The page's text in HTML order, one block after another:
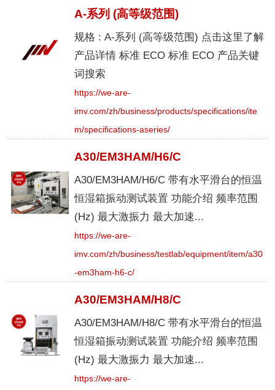
A-系列 (高等级范围)
规格 : A-系列 (高等级范围) 点击这里了解
产品详情 标准 ECO 标准 ECO 产品关键
词搜索
https://we-are-
imv.com/zh/business/products/specifications/ite
m/specifications-aseries/
A30/EM3HAM/H6/C
A30/EM3HAM/H6/C 带有水平滑台的恒温
恒湿箱振动测试装置 功能介绍 频率范围
(Hz) 最大激振力 最大加速...
https://we-are-
imv.com/zh/business/testlab/equipment/item/a30
-em3ham-h6-c/
A30/EM3HAM/H8/C
A30/EM3HAM/H8/C 带有水平滑台的恒温
恒湿箱振动测试装置 功能介绍 频率范围
(Hz) 最大激振力 最大加速...
https://we-are-